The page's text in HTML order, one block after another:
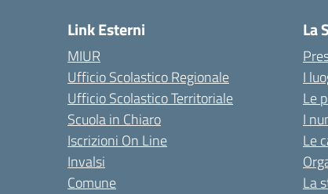
Link Esterni
MIUR
Ufficio Scolastico Regionale
Ufficio Scolastico Territoriale
Scuola in Chiaro
Iscrizioni On Line
Invalsi
Comune
La
I
Le
I
Le
La